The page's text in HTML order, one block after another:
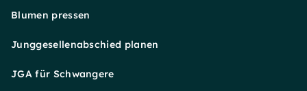
Blumen pressen
Junggesellenabschied planen
JGA für Schwangere